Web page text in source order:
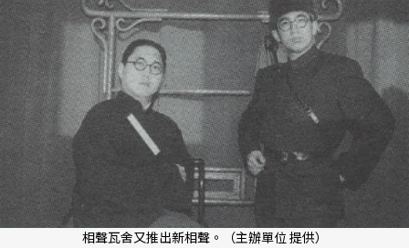
相聲瓦舍又推出新相聲。（主辦單位 提供）